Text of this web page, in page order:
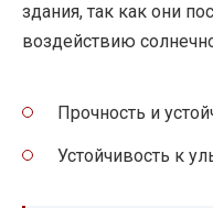
здания, так как они
воздействию
Прочность и
Устойчивость к